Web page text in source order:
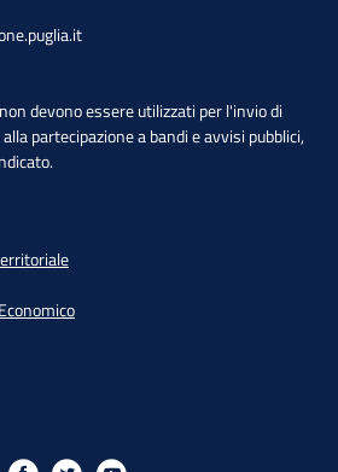
devono essere utilizzati per l'invio di
partecipazione a bandi e avvisi pubblici,